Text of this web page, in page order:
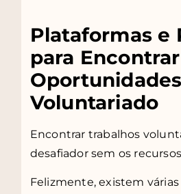
Plataformas e
para Encontrar
Voluntariado
Encontrar trabalhos
desafiador sem os
Felizmente, existem